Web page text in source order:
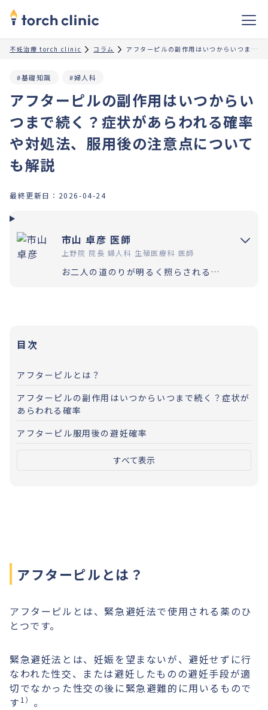
不妊治療 torch clinic コラム アフターピルの副作用はいつからいつまで続く？症状があらわれる確率や対処法、服用後の注意点についても解説
アフターピルの副作用はいつからい
つまで続く？症状があらわれる確率
や対処法、服用後の注意点について
も解説
#基礎知識 #婦人科
最終更新日： 2026-04-24
市山 卓彦 医師
上野院 院長 婦人科 生殖医療科 医師
お二人の道のりが明るく照らされるよう「理解」と「納得」の上で選択いただく過程を大切にしています。エビデンスに基づいた高水準の医療提供により「幸せな家族計画の実現」をお手伝いさせていただきます。
目次
アフターピルとは？
アフターピルの副作用はいつからいつまで続く？症状が
あらわれる確率
アフターピル服用後の避妊確率
すべて表示
アフターピルとは？
アフターピルとは、緊急避妊法で使用される薬のひ
とつです。
緊急避妊法とは、妊娠を望まないが、避妊せずに行
なわれた性交、または避妊したものの避妊手段が適
切でなかった性交の後に緊急避難的に用いるもので
す 1） 。